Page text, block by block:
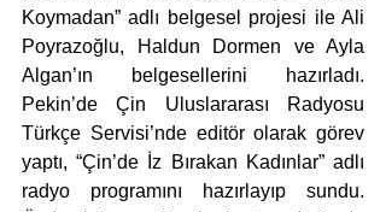
Koymadan” adlı belgesel projesi ile Ali
Poyrazoğlu, Haldun Dormen ve Ayla
Algan’ın belgesellerini hazırladı.
Pekin’de Çin Uluslararası Radyosu
Türkçe Servisi’nde editör olarak görev
yaptı, “Çin’de İz Bırakan Kadınlar” adlı
radyo programını hazırlayıp sundu.